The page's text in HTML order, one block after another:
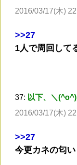
2016/03/17(木)
>>27
1人で周回して
37: 以下、＼
2016/03/17(木)
>>27
今更カネの匂